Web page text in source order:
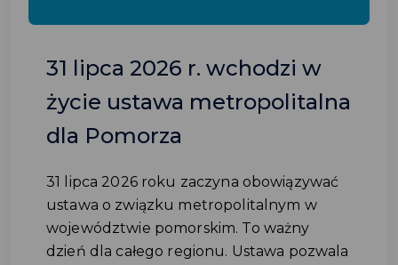
31 lipca 2026 r. wchodzi w
życie ustawa metropolitalna
dla Pomorza
31 lipca 2026 roku zaczyna obowiązywać
ustawa o związku metropolitalnym w
województwie pomorskim. To ważny
dzień dla całego regionu. Ustawa pozwala